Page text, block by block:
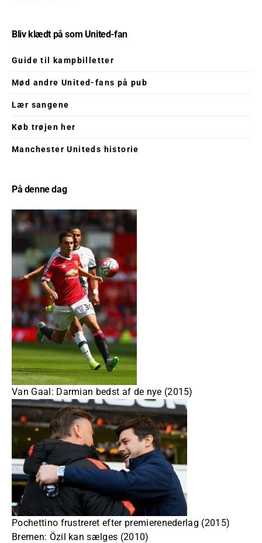
Bliv klædt på som United-fan
Guide til kampbilletter
Mød andre United-fans på pub
Lær sangene
Køb trøjen her
Manchester Uniteds historie
På denne dag
Van Gaal: Darmian bedst af de nye (2015)
Pochettino frustreret efter premierenederlag (2015)
Bremen: Özil kan sælges (2010)